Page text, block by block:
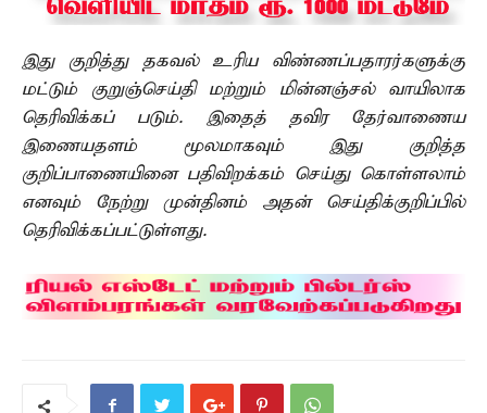
இது குறித்து தகவல் உரிய விண்ணப்பதாரர்களுக்கு
மட்டும் குறுஞ்செய்தி மற்றும் மின்னஞ்சல் வாயிலாக
தெரிவிக்கப் படும். இதைத் தவிர தேர்வாணைய
இணையதளம் மூலமாகவும் இது குறித்த
குறிப்பாணையினை பதிவிறக்கம் செய்து கொள்ளலாம்
எனவும் நேற்று முன்தினம் அதன் செய்திக்குறிப்பில்
தெரிவிக்கப்பட்டுள்ளது.